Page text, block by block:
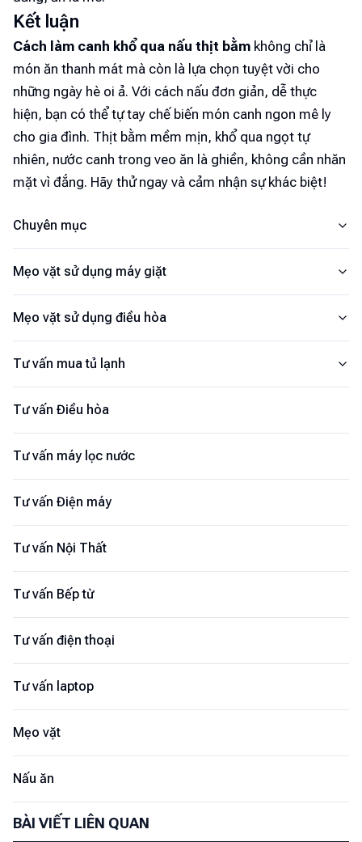
Chuyên mục
Mẹo vặt sử dụng máy giặt
Mẹo vặt sử dụng điều hòa
Tư vấn mua tủ lạnh
Tư vấn Điều hòa
Tư vấn máy lọc nước
Tư vấn Điện máy
Tư vấn Nội Thất
Tư vấn Bếp từ
Tư vấn điện thoại
Tư vấn laptop
Mẹo vặt
Nấu ăn
Kết luận
Cách làm canh khổ qua nấu thịt bằm không chỉ là
món ăn thanh mát mà còn là lựa chọn tuyệt vời cho
những ngày hè oi ả. Với cách nấu đơn giản, dễ thực
hiện, bạn có thể tự tay chế biến món canh ngon mê ly
cho gia đình. Thịt bằm mềm mịn, khổ qua ngọt tự
nhiên, nước canh trong veo ăn là ghiền, không cần nhăn
mặt vì đắng. Hãy thử ngay và cảm nhận sự khác biệt!
BÀI VIẾT LIÊN QUAN